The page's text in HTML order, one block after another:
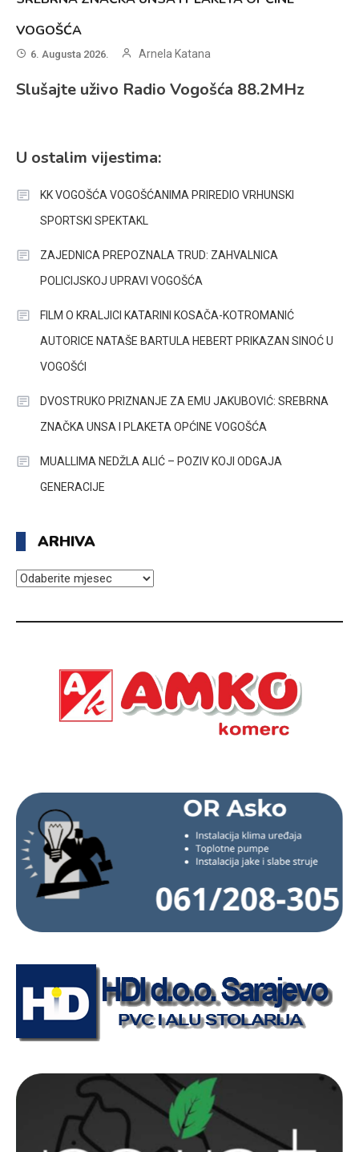
VOGOŠĆA
6. Augusta 2026. Arnela Katana
Slušajte uživo Radio Vogošća 88.2MHz
U ostalim vijestima:
KK VOGOŠĆA VOGOŠĆANIMA PRIREDIO VRHUNSKI
SPORTSKI SPEKTAKL
ZAJEDNICA PREPOZNALA TRUD: ZAHVALNICA
POLICIJSKOJ UPRAVI VOGOŠĆA
FILM O KRALJICI KATARINI KOSAČA-KOTROMANIĆ
AUTORICE NATAŠE BARTULA HEBERT PRIKAZAN SINOĆ U
VOGOŠĆI
DVOSTRUKO PRIZNANJE ZA EMU JAKUBOVIĆ: SREBRNA
ZNAČKA UNSA I PLAKETA OPĆINE VOGOŠĆA
MUALLIMA NEDŽLA ALIĆ – POZIV KOJI ODGAJA
GENERACIJE
ARHIVA
ARHIVA